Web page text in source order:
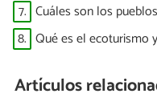
7. Cuáles son los
8. Qué es el ecoturismo
Artículos